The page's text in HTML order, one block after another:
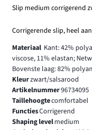
Slip medium corrigerend
Corrigerende slip, heel
Materiaal Kant: 42%
viscose, 11% elastan;
Bovenste laag: 82%
Kleurzwart/salsarood
Artikelnummer96734095
Taillehoogtecomfortabel
FunctiesCorrigerend
Shaping levelmedium